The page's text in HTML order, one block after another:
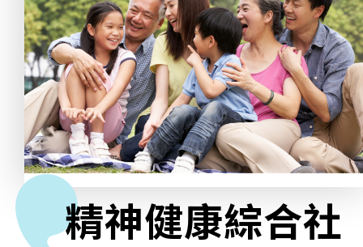
社區連繫
同你講故事
慈善活動
其他活動及消息
相關報導
精神健康綜合社